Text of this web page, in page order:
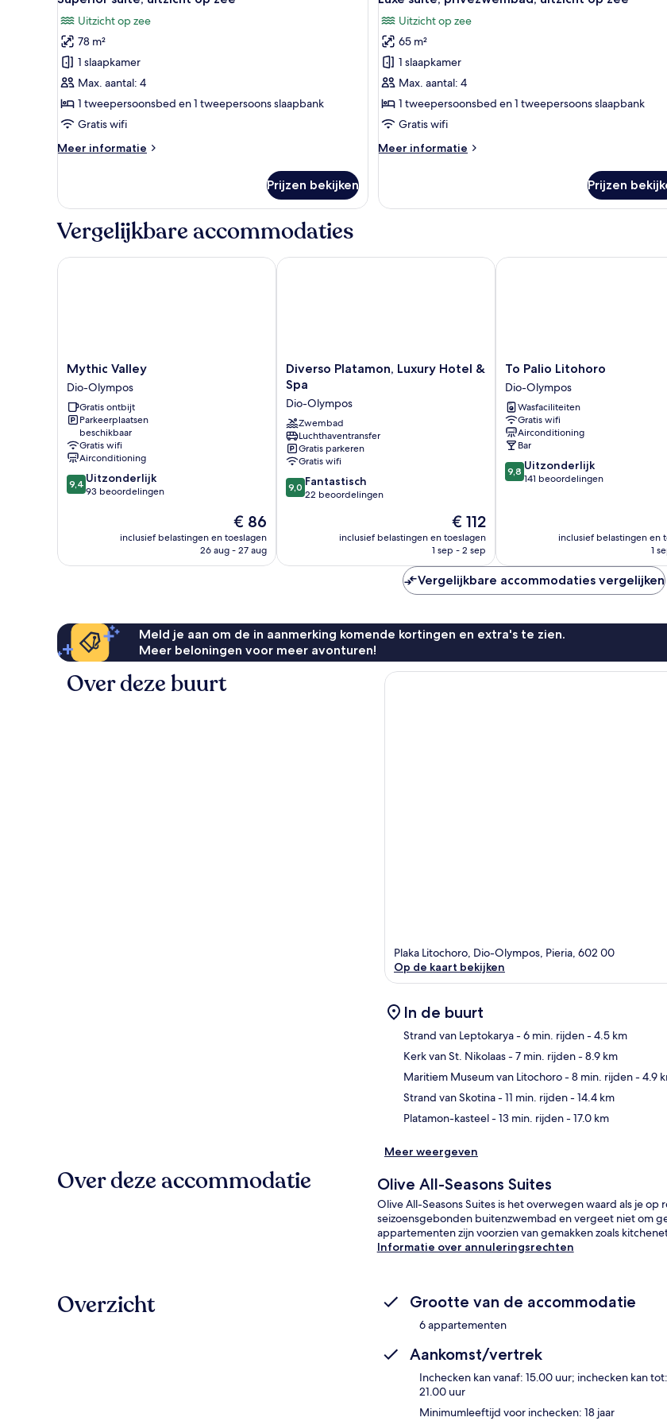
foto's
voor
Superior
suite,
uitzicht
op
zee
Uitzicht op zee
78 m²
1 slaapkamer
Max. aantal: 4
1 tweepersoonsbed en 1 tweepersoons slaapbank
Gratis wifi
Meer informatie
Meer
suite,
op
Prijzen bekijken
foto's
voor
Luxe
suite,
privézwembad,
uitzicht
op
laden
Uitzicht op zee
65 m²
1 slaapkamer
Max. aantal: 4
1 tweepersoonsbed en 1 tweepersoons slaapbank
Gratis wifi
Meer informatie
Meer
suite,
zee
Prijzen
Vergelijkbare accommodaties
Mythic
Valley
Dio-
Olympos
Mythic Valley
Dio-Olympos
Gratis ontbijt
Parkeerplaatsen
beschikbaar
Gratis wifi
Airconditioning
9.4
van
9,4 Uitzonderlijk
93 beoordelingen
De
prijs
is
€ 86
inclusief belastingen en toeslagen
26 aug - 27 aug
Mythic Valley
Diverso
Platamon,
Luxury
Hotel
&
Spa
Dio-
Olympos
Diverso Platamon, Luxury Hotel &
Spa
Dio-Olympos
Zwembad
Luchthaventransfer
Gratis parkeren
Gratis wifi
9.0
van
9,0 Fantastisch
22 beoordelingen
De
prijs
is
€ 112
inclusief belastingen en toeslagen
1 sep - 2 sep
Diverso Platamon, Luxury Hotel & Spa
To
Palio
Litohoro
Dio-
Olympos
To Palio Litohoro
Dio-Olympos
Wasfaciliteiten
Gratis wifi
Airconditioning
Bar
9.8
van
beoordelingen
9,8 Uitzonderlijk
141 beoordelingen
inclusief belastingen en
1
To Palio Litohoro
Vergelijkbare accommodaties vergelijken
Meld je aan om de in aanmerking komende kortingen en extra's te zien.
Meer beloningen voor meer avonturen!
Over deze buurt
Plaka Litochoro, Dio-Olympos, Pieria, 602 00
Op de kaart bekijken
In de buurt
Strand van Leptokarya- 6 min. rijden- 4.5 km
Kerk van St. Nikolaas- 7 min. rijden- 8.9 km
Maritiem Museum van Litochoro- 8 min. rijden- 4.9
Strand van Skotina- 11 min. rijden- 14.4 km
Platamon-kasteel- 13 min. rijden- 17.0 km
Meer weergeven
Over deze accommodatie Olive All-Seasons Suites
Olive All-Seasons Suites is het overwegen waard als je
seizoensgebonden buitenzwembad en vergeet niet om
appartementen zijn voorzien van gemakken zoals
Informatie over annuleringsrechten
Overzicht Grootte van de accommodatie
6 appartementen
Aankomst/vertrek
Inchecken kan vanaf: 15.00 uur; inchecken kan tot:
21.00 uur
Minimumleeftijd voor inchecken: 18 jaar